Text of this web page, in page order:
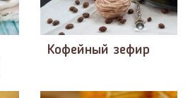
Кофейный зефир